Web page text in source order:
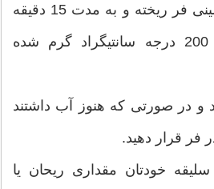
• سبزیجات را داخل سینی فر ریخته و به مدت 15 دقیقه
در فری که با دمای 200 درجه سانتیگراد گرم شده
و در صورتی که هنوز آب داشتند
سلیقه خودتان مقداری ریحان یا